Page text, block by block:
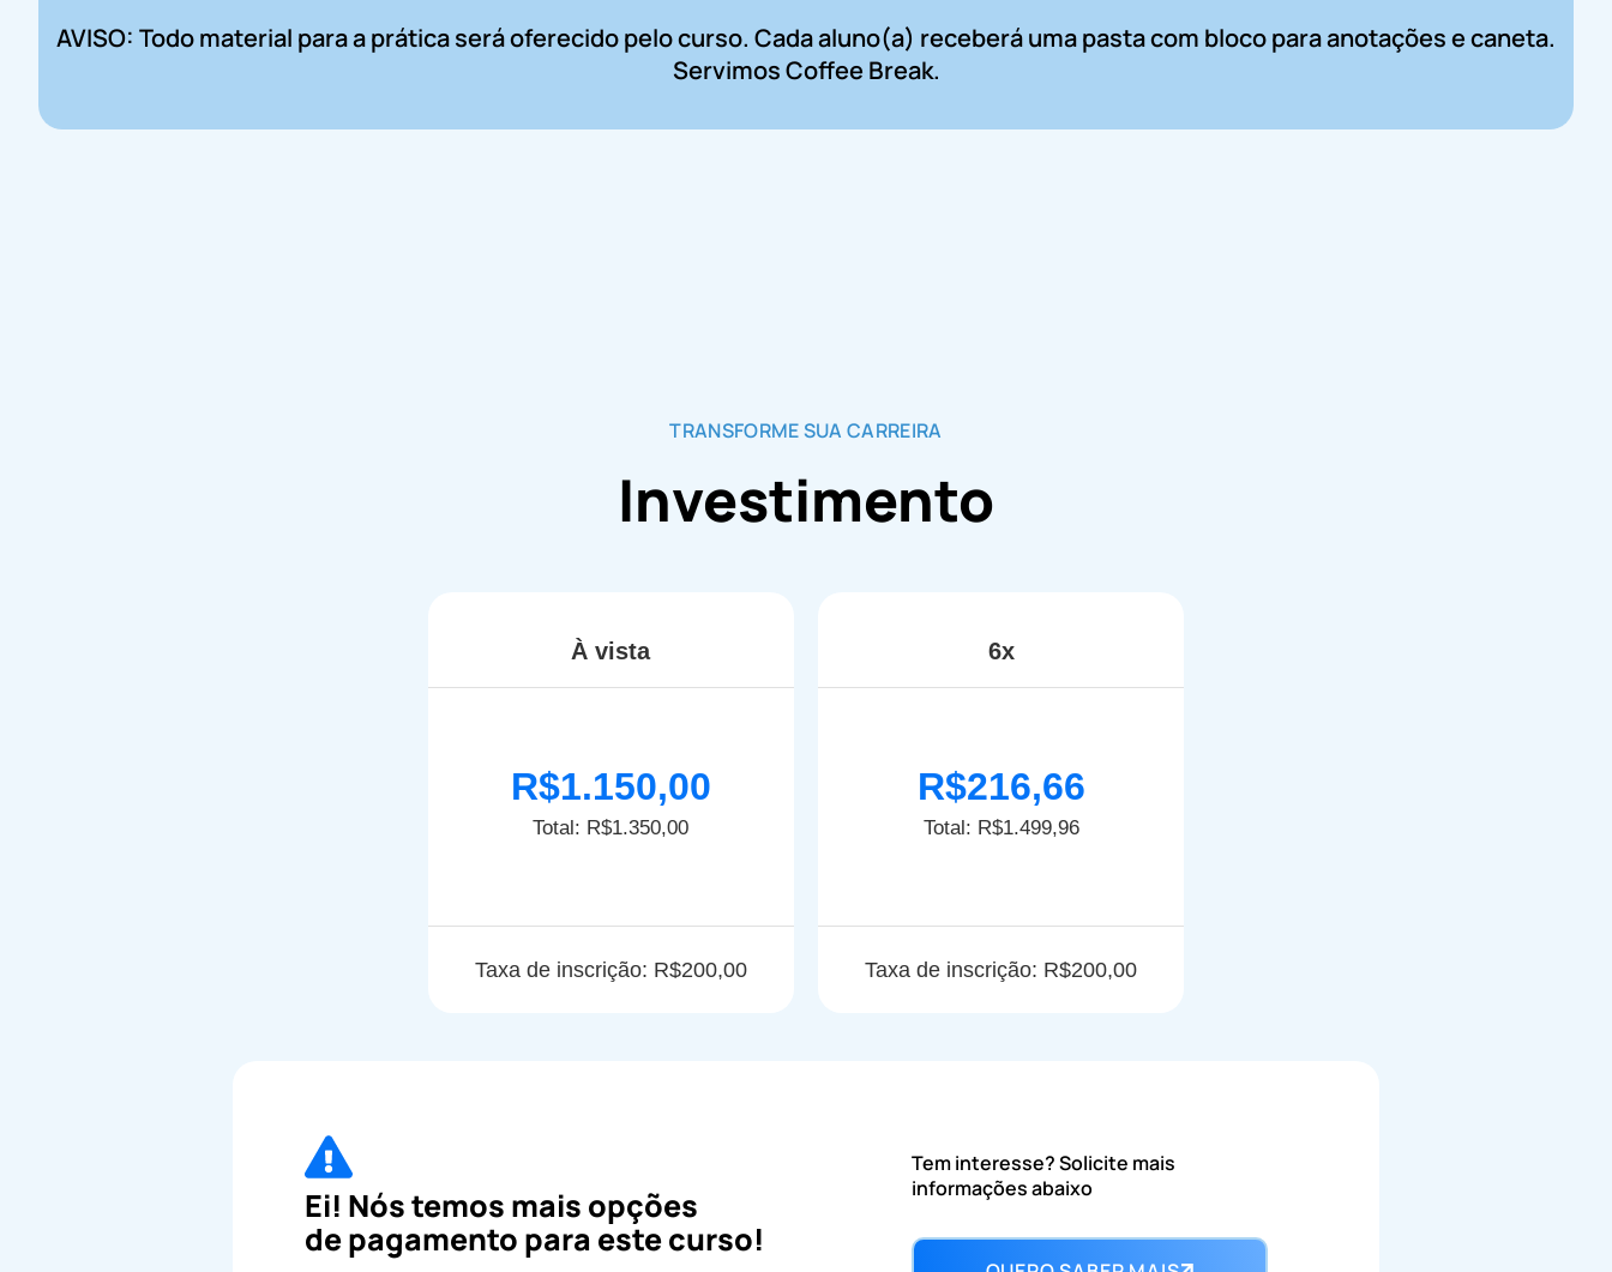
AVISO: Todo material para a prática será oferecido pelo curso. Cada aluno(a) receberá uma pasta com bloco para anotações e caneta.
Servimos Coffee Break.
TRANSFORME SUA CARREIRA
Investimento
À vista
R$1.150,00
Total: R$1.350,00
Taxa de inscrição: R$200,00
6x
R$216,66
Total: R$1.499,96
Taxa de inscrição: R$200,00
Ei! Nós temos mais opções
de pagamento para este curso!
Tem interesse? Solicite mais
informações abaixo